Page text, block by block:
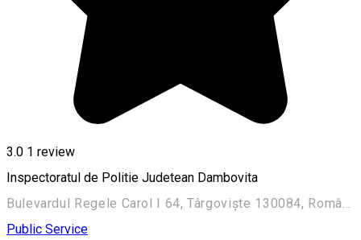
3.0 1 review
Inspectoratul de Politie Judetean Dambovita
Bulevardul Regele Carol I 64, Târgoviște 130084, România
Public Service